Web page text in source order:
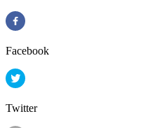
Facebook
Twitter